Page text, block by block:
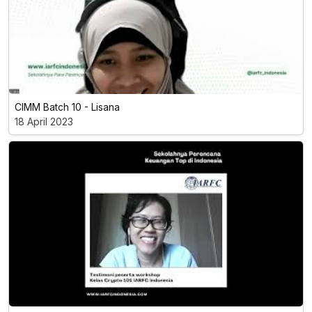
CIMM Batch 10 - Lisana
18 April 2023